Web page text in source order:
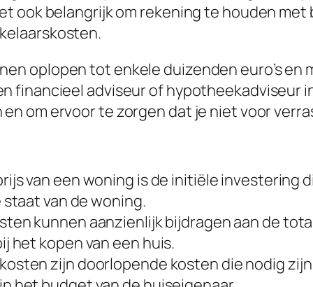
ook belangrijk om rekening te houden
oplopen tot enkele duizenden euro’s
financieel adviseur of hypotheekadviseur
om ervoor te zorgen dat je niet voor
van een woning is de initiële investering
van de woning.
kunnen aanzienlijk bijdragen aan de
het kopen van een huis.
zijn doorlopende kosten die nodig